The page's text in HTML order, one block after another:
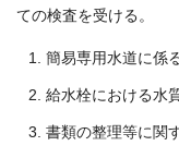
ての検査を受ける。
簡易専用水道に係
給水栓における水
書類の整理等に関